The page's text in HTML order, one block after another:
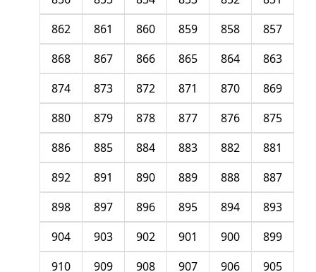
857
858
859
860
861
862
863
864
865
866
867
868
869
870
871
872
873
874
875
876
877
878
879
880
881
882
883
884
885
886
887
888
889
890
891
892
893
894
895
896
897
898
899
900
901
902
903
904
905
906
907
908
909
910